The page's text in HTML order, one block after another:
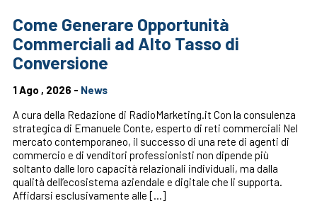
Come Generare Opportunità
Commerciali ad Alto Tasso di
Conversione
1 Ago , 2026 - News
A cura della Redazione di RadioMarketing.it Con la consulenza
strategica di Emanuele Conte, esperto di reti commerciali Nel
mercato contemporaneo, il successo di una rete di agenti di
commercio e di venditori professionisti non dipende più
soltanto dalle loro capacità relazionali individuali, ma dalla
qualità dell’ecosistema aziendale e digitale che li supporta.
Affidarsi esclusivamente alle […]